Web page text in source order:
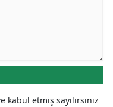
kabul etmiş sayılırsınız